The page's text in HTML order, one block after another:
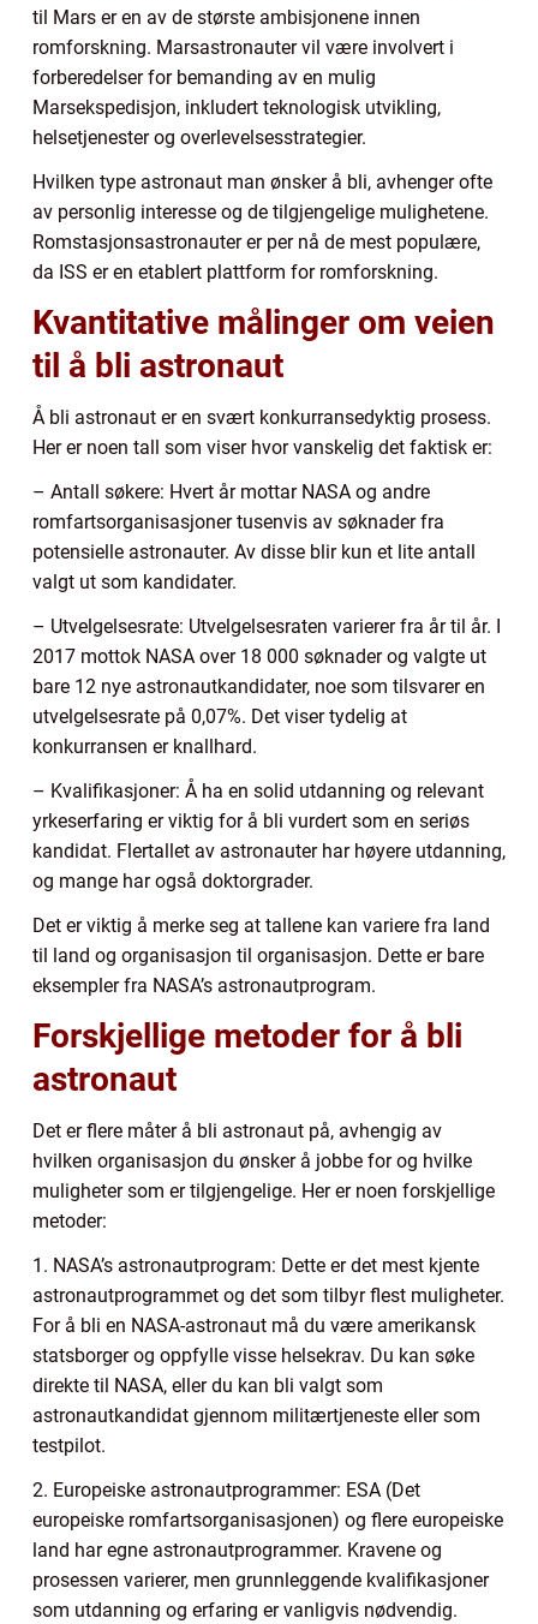
til Mars er en av de største ambisjonene innen
romforskning. Marsastronauter vil være involvert i
forberedelser for bemanding av en mulig
Marsekspedisjon, inkludert teknologisk utvikling,
helsetjenester og overlevelsesstrategier.
Hvilken type astronaut man ønsker å bli, avhenger ofte
av personlig interesse og de tilgjengelige mulighetene.
Romstasjonsastronauter er per nå de mest populære,
da ISS er en etablert plattform for romforskning.
Kvantitative målinger om veien
til å bli astronaut
Å bli astronaut er en svært konkurransedyktig prosess.
Her er noen tall som viser hvor vanskelig det faktisk er:
– Antall søkere: Hvert år mottar NASA og andre
romfartsorganisasjoner tusenvis av søknader fra
potensielle astronauter. Av disse blir kun et lite antall
valgt ut som kandidater.
– Utvelgelsesrate: Utvelgelsesraten varierer fra år til år. I
2017 mottok NASA over 18 000 søknader og valgte ut
bare 12 nye astronautkandidater, noe som tilsvarer en
utvelgelsesrate på 0,07%. Det viser tydelig at
konkurransen er knallhard.
– Kvalifikasjoner: Å ha en solid utdanning og relevant
yrkeserfaring er viktig for å bli vurdert som en seriøs
kandidat. Flertallet av astronauter har høyere utdanning,
og mange har også doktorgrader.
Det er viktig å merke seg at tallene kan variere fra land
til land og organisasjon til organisasjon. Dette er bare
eksempler fra NASA’s astronautprogram.
Forskjellige metoder for å bli
astronaut
Det er flere måter å bli astronaut på, avhengig av
hvilken organisasjon du ønsker å jobbe for og hvilke
muligheter som er tilgjengelige. Her er noen forskjellige
metoder:
1. NASA’s astronautprogram: Dette er det mest kjente
astronautprogrammet og det som tilbyr flest muligheter.
For å bli en NASA-astronaut må du være amerikansk
statsborger og oppfylle visse helsekrav. Du kan søke
direkte til NASA, eller du kan bli valgt som
astronautkandidat gjennom militærtjeneste eller som
testpilot.
2. Europeiske astronautprogrammer: ESA (Det
europeiske romfartsorganisasjonen) og flere europeiske
land har egne astronautprogrammer. Kravene og
prosessen varierer, men grunnleggende kvalifikasjoner
som utdanning og erfaring er vanligvis nødvendig.